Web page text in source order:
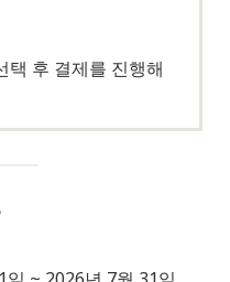
택 후 결제를 진행해